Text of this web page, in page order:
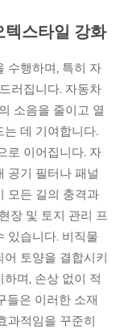
텍스타일 강화
수행하며, 특히 자
러집니다. 자동차
소음을 줄이고 열
데 기여합니다.
로 이어집니다. 자
공기 필터나 패널
모든 길의 충격과
장 및 토지 관리 프
있습니다. 비직물
토양을 결합시키
며, 손상 없이 적
들은 이러한 소재
과적임을 꾸준히